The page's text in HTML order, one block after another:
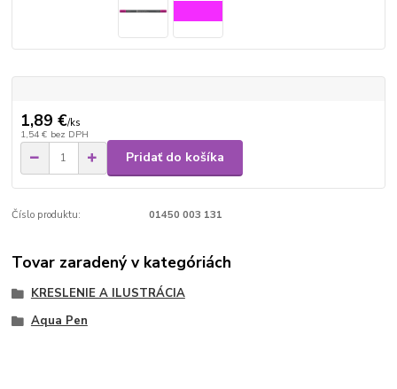
1,89 €/ks
1,54 € bez DPH
Pridať do košíka
Číslo produktu: 01450 003 131
Tovar zaradený v kategóriách
KRESLENIE A ILUSTRÁCIA
Aqua Pen